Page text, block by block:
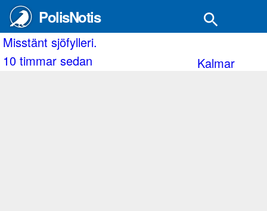
PolisNotis
sjöfylleri.
sedan
Kalmar